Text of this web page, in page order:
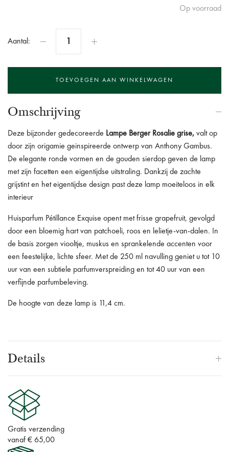
Op voorraad
Aantal:
Omschrijving
Deze bijzonder gedecoreerde Lampe Berger Rosalie grise, valt op
door zijn origamie geinspireerde ontwerp van Anthony Gambus.
De elegante ronde vormen en de gouden sierdop geven de lamp
met zijn facetten een eigentijdse uitstraling. Dankzij de zachte
grijstint en het eigentijdse design past deze lamp moeiteloos in elk
interieur
Huisparfum Pétillance Exquise opent met frisse grapefruit, gevolgd
door een bloemig hart van patchoeli, roos en lelietje-van-dalen. In
de basis zorgen viooltje, muskus en sprankelende accenten voor
een feestelijke, lichte sfeer. Met de 250 ml navulling geniet u tot 10
uur van een subtiele parfumverspreiding en tot 40 uur van een
verfijnde parfumbeleving.
De hoogte van deze lamp is 11,4 cm.
Details
Gratis verzending
vanaf € 65,00